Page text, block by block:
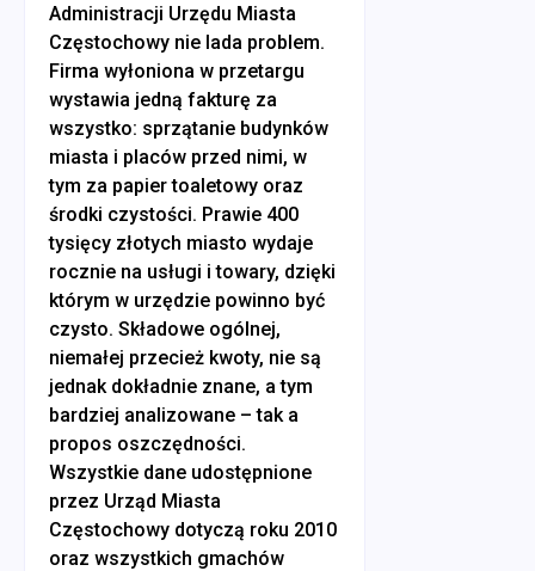
Administracji Urzędu Miasta
Częstochowy nie lada problem.
Firma wyłoniona w przetargu
wystawia jedną fakturę za
wszystko: sprzątanie budynków
miasta i placów przed nimi, w
tym za papier toaletowy oraz
środki czystości. Prawie 400
tysięcy złotych miasto wydaje
rocznie na usługi i towary, dzięki
którym w urzędzie powinno być
czysto. Składowe ogólnej,
niemałej przecież kwoty, nie są
jednak dokładnie znane, a tym
bardziej analizowane – tak a
propos oszczędności.
Wszystkie dane udostępnione
przez Urząd Miasta
Częstochowy dotyczą roku 2010
oraz wszystkich gmachów